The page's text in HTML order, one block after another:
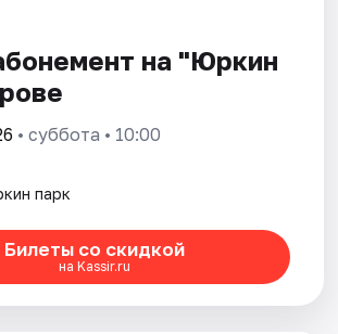
на "Юркин
• суббота • 10:00
парк
Билеты со скидкой
на Kassir.ru